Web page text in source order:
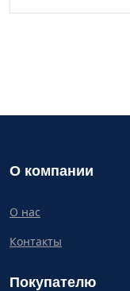
О компании
О нас
Контакты
Покупателю